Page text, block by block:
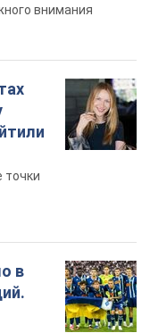
внимания
точки
в